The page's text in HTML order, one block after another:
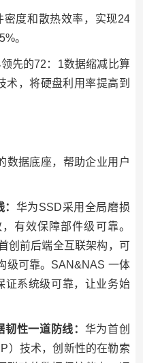
密度和散热效率，实现24
。
先的72：1数据缩减比算
术，将硬盘利用率提高到
数据底座，帮助企业用户
华为SSD采用全局磨损
有效保障部件级可靠。
创前后端全互联架构，可
级可靠。SAN&NAS 一体
证系统级可靠，让业务始
性一道防线： 华为首创
）技术，创新性的在勒索